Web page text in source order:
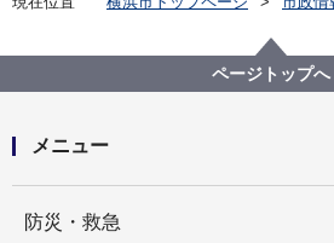
人口・世
町丁別の人口（住民基本台帳に
ページトップへ
メニュー
防災・救急